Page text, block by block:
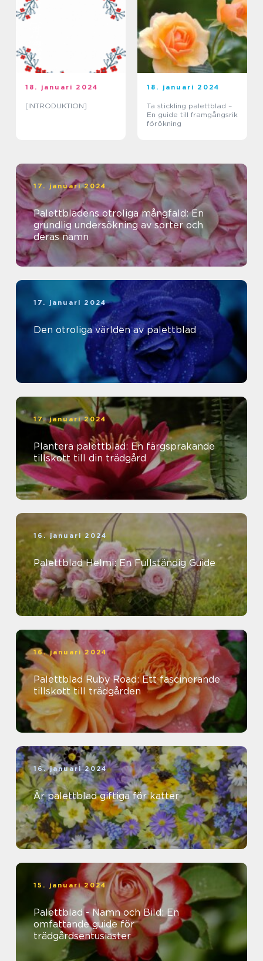
18. januari 2024
[INTRODUKTION]
18. januari 2024
Ta stickling palettblad –
En guide till framgångsrik
förökning
17. januari 2024
Palettbladens otroliga mångfald: En
grundlig undersökning av sorter och
deras namn
17. januari 2024
Den otroliga världen av palettblad
17. januari 2024
Plantera palettblad: En färgsprakande
tillskott till din trädgård
16. januari 2024
Palettblad Helmi: En Fullständig Guide
16. januari 2024
Palettblad Ruby Road: Ett fascinerande
tillskott till trädgården
16. januari 2024
Är palettblad giftiga för katter
15. januari 2024
Palettblad - Namn och Bild: En
omfattande guide för
trädgårdsentusiaster